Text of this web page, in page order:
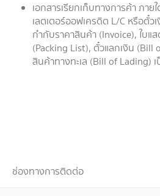
เอกสารเรียกเก็บทางการค้า ภาย
เลตเตอร์ออฟเครดิต L/C หรือตั๋วเ
กำกับราคาสินค้า (Invoice), ใบแ
(Packing List), ตั๋วแลกเงิน (Bill
สินค้าทางทะเล (Bill of Lading)
ช่องทางการติดต่อ